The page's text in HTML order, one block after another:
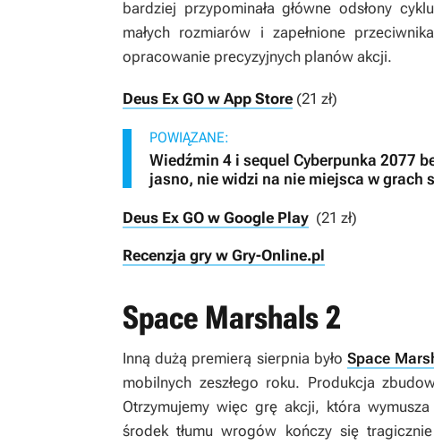
bardziej przypominała główne odsłony
małych rozmiarów i zapełnione
opracowanie precyzyjnych planów akcji.
Deus Ex GO w App Store (21 zł)
POWIĄZANE:
Wiedźmin 4 i sequel Cyberpunka 2077
jasno, nie widzi na nie miejsca w grach
Deus Ex GO w Google Play (21 zł)
Recenzja gry w Gry-Online.pl
Space Marshals 2
Inną dużą premierą sierpnia byłoSpace
mobilnych zeszłego roku. Produkcja
Otrzymujemy więc grę akcji, która
środek tłumu wrogów kończy się